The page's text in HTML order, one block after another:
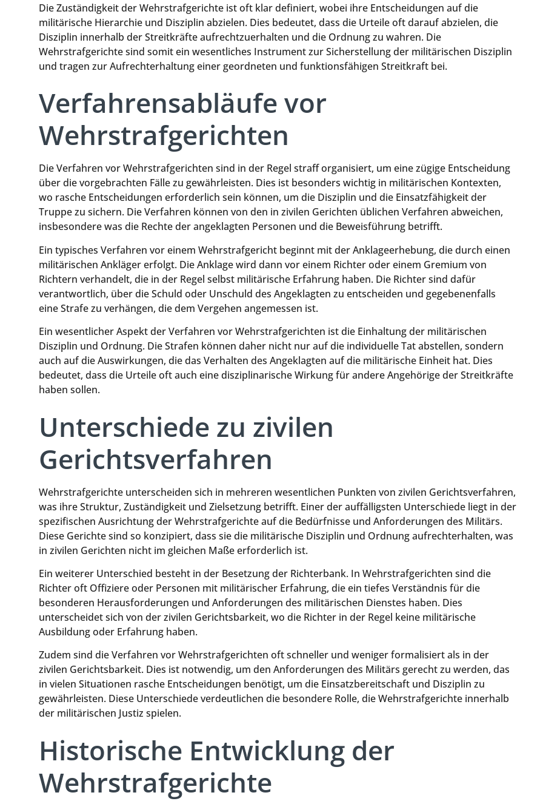
Die Zuständigkeit der Wehrstrafgerichte ist oft klar definiert, wobei ihre Entscheidungen auf die
militärische Hierarchie und Disziplin abzielen. Dies bedeutet, dass die Urteile oft darauf abzielen, die
Disziplin innerhalb der Streitkräfte aufrechtzuerhalten und die Ordnung zu wahren. Die
Wehrstrafgerichte sind somit ein wesentliches Instrument zur Sicherstellung der militärischen Disziplin
und tragen zur Aufrechterhaltung einer geordneten und funktionsfähigen Streitkraft bei.
Verfahrensabläufe vor
Wehrstrafgerichten
Die Verfahren vor Wehrstrafgerichten sind in der Regel straff organisiert, um eine zügige Entscheidung
über die vorgebrachten Fälle zu gewährleisten. Dies ist besonders wichtig in militärischen Kontexten,
wo rasche Entscheidungen erforderlich sein können, um die Disziplin und die Einsatzfähigkeit der
Truppe zu sichern. Die Verfahren können von den in zivilen Gerichten üblichen Verfahren abweichen,
insbesondere was die Rechte der angeklagten Personen und die Beweisführung betrifft.
Ein typisches Verfahren vor einem Wehrstrafgericht beginnt mit der Anklageerhebung, die durch einen
militärischen Ankläger erfolgt. Die Anklage wird dann vor einem Richter oder einem Gremium von
Richtern verhandelt, die in der Regel selbst militärische Erfahrung haben. Die Richter sind dafür
verantwortlich, über die Schuld oder Unschuld des Angeklagten zu entscheiden und gegebenenfalls
eine Strafe zu verhängen, die dem Vergehen angemessen ist.
Ein wesentlicher Aspekt der Verfahren vor Wehrstrafgerichten ist die Einhaltung der militärischen
Disziplin und Ordnung. Die Strafen können daher nicht nur auf die individuelle Tat abstellen, sondern
auch auf die Auswirkungen, die das Verhalten des Angeklagten auf die militärische Einheit hat. Dies
bedeutet, dass die Urteile oft auch eine disziplinarische Wirkung für andere Angehörige der Streitkräfte
haben sollen.
Unterschiede zu zivilen
Gerichtsverfahren
Wehrstrafgerichte unterscheiden sich in mehreren wesentlichen Punkten von zivilen Gerichtsverfahren,
was ihre Struktur, Zuständigkeit und Zielsetzung betrifft. Einer der auffälligsten Unterschiede liegt in der
spezifischen Ausrichtung der Wehrstrafgerichte auf die Bedürfnisse und Anforderungen des Militärs.
Diese Gerichte sind so konzipiert, dass sie die militärische Disziplin und Ordnung aufrechterhalten, was
in zivilen Gerichten nicht im gleichen Maße erforderlich ist.
Ein weiterer Unterschied besteht in der Besetzung der Richterbank. In Wehrstrafgerichten sind die
Richter oft Offiziere oder Personen mit militärischer Erfahrung, die ein tiefes Verständnis für die
besonderen Herausforderungen und Anforderungen des militärischen Dienstes haben. Dies
unterscheidet sich von der zivilen Gerichtsbarkeit, wo die Richter in der Regel keine militärische
Ausbildung oder Erfahrung haben.
Zudem sind die Verfahren vor Wehrstrafgerichten oft schneller und weniger formalisiert als in der
zivilen Gerichtsbarkeit. Dies ist notwendig, um den Anforderungen des Militärs gerecht zu werden, das
in vielen Situationen rasche Entscheidungen benötigt, um die Einsatzbereitschaft und Disziplin zu
gewährleisten. Diese Unterschiede verdeutlichen die besondere Rolle, die Wehrstrafgerichte innerhalb
der militärischen Justiz spielen.
Historische Entwicklung der
Wehrstrafgerichte